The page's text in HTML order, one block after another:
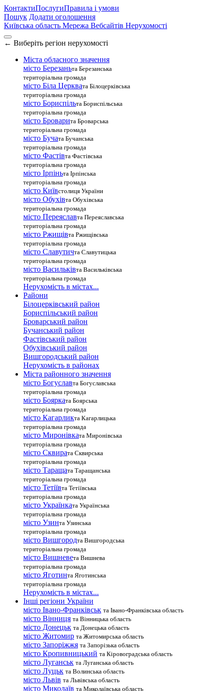
КонтактиПослугиПравила і умови
Пошук Додати оголошення
Київська область Мережа Вебсайтів Нерухомості
← Виберіть регіон нерухомості
Міста обласного значення
місто Березаньта Березанська
територіальна громада
місто Біла Церквата Білоцерківська
територіальна громада
місто Бориспільта Бориспільська
територіальна громада
місто Броварита Броварська
територіальна громада
місто Бучата Бучанська
територіальна громада
місто Фастівта Фастівська
територіальна громада
місто Ірпіньта Ірпінська
територіальна громада
місто Київстолиця України
місто Обухівта Обухівська
територіальна громада
місто Переяславта Переяславська
територіальна громада
місто Ржищівта Ржищівська
територіальна громада
місто Славутичта Славутицька
територіальна громада
місто Василькiвта Васильківська
територіальна громада
Нерухомість в містах...
Райони
Білоцерківський район
Бориспільський район
Броварський район
Бучанський район
Фастівський район
Обухівський район
Вишгородський район
Нерухомість в районах
Міста районного значення
місто Богуславта Богуславська
територіальна громада
місто Боярката Боярська
територіальна громада
місто Кагарликта Кагарлицька
територіальна громада
місто Миронівката Миронівська
територіальна громада
місто Сквирата Сквирська
територіальна громада
місто Таращата Таращанська
територіальна громада
місто Тетіївта Тетіївська
територіальна громада
місто Українката Українська
територіальна громада
місто Узинта Узинська
територіальна громада
місто Вишгородта Вишгородська
територіальна громада
місто Вишневета Вишнева
територіальна громада
місто Яготинта Яготинська
територіальна громада
Нерухомість в містах...
Інші регіони України
місто Івано-Франківськ та Івано-Франківська область
місто Вінниця та Вінницька область
місто Донецьк та Донецька область
місто Житомир та Житомирська область
місто Запоріжжя та Запорізька область
місто Кропивницький та Кіровоградська область
місто Луганськ та Луганська область
місто Луцьк та Волинська область
місто Львів та Львівська область
місто Миколаїв та Миколаївська область